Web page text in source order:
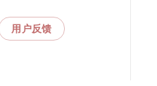
用户反馈